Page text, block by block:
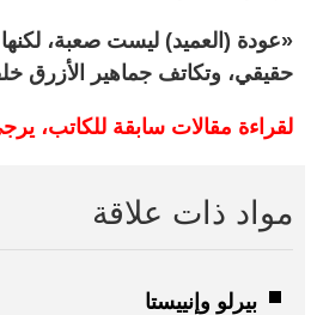
«عودة (العميد) ليست صعبة،
حقيقي، وتكاتف جماهير الأزرق
لقراءة مقالات سابقة للكاتب،
مواد ذات علاقة
بيرلو وإنييستا